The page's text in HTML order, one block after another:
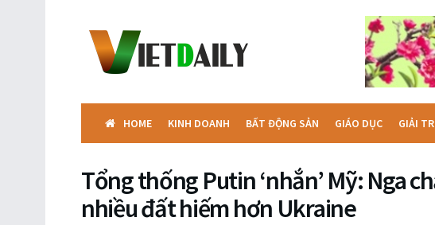
HOME KINH DOANH BẤT ĐỘNG SẢN GIÁO DỤC GIẢI
Tổng thống Putin ‘nhắn’ Mỹ: Nga
nhiều đất hiếm hơn Ukraine